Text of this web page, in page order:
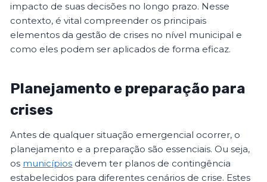
impacto de suas decisões no longo prazo. Nesse
contexto, é vital compreender os principais
elementos da gestão de crises no nível municipal e
como eles podem ser aplicados de forma eficaz.
Planejamento e preparação para
crises
Antes de qualquer situação emergencial ocorrer, o
planejamento e a preparação são essenciais. Ou seja,
os municípios devem ter planos de contingência
estabelecidos para diferentes cenários de crise. Estes